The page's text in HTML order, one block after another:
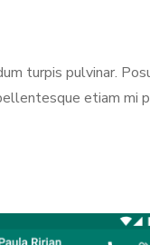
turpis pulvinar.
etiam